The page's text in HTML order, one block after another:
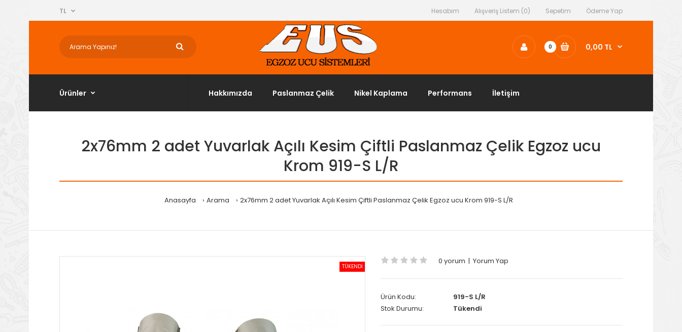
Hesabım Alışveriş Listem (0) Sepetim Ödeme Yap
TL
0 0,00 TL
Ürünler Hakkımızda Paslanmaz Çelik Nikel Kaplama Performans İletişim
2x76mm 2 adet Yuvarlak Açılı Kesim Çiftli Paslanmaz Çelik Egzoz ucu
Krom 919-S L/R
Anasayfa Arama 2x76mm 2 adet Yuvarlak Açılı Kesim Çiftli Paslanmaz Çelik Egzoz ucu Krom 919-S L/R
TÜKENDİ
0 yorum |Yorum Yap
Ürün Kodu:
919-S L/R
Stok Durumu:
Tükendi